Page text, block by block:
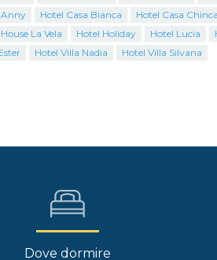
Anny
Hotel Casa Bianca Hotel Casa
La Vela
Hotel Holiday Hotel Lucia
Hotel Villa Nadia Hotel Villa Silvana
Dove dormire